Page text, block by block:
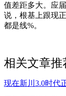
值差距多大。应
说，根基上跟现
都是线%。
相关文章推
现在新川3.0时代